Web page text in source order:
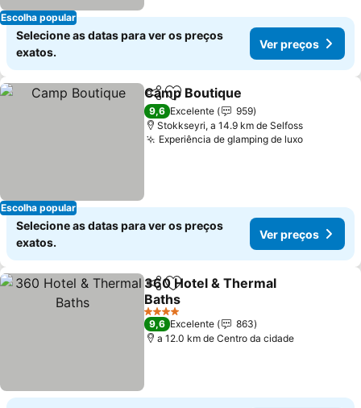
Escolha popular
Selecione as datas para ver os preços
exatos.
Ver preços
Escolha popular
PartilharAdicionar aos favoritos
Camp Boutique
9,6 Excelente
959
Stokkseyri, a 14.9 km de Selfoss
Experiência de glamping de luxo
Selecione as datas para ver os preços
exatos.
Ver preços
PartilharAdicionar aos favoritos
360 Hotel & Thermal
Baths
4 Estrelas
9,6 Excelente
863
a 12.0 km de Centro da cidade